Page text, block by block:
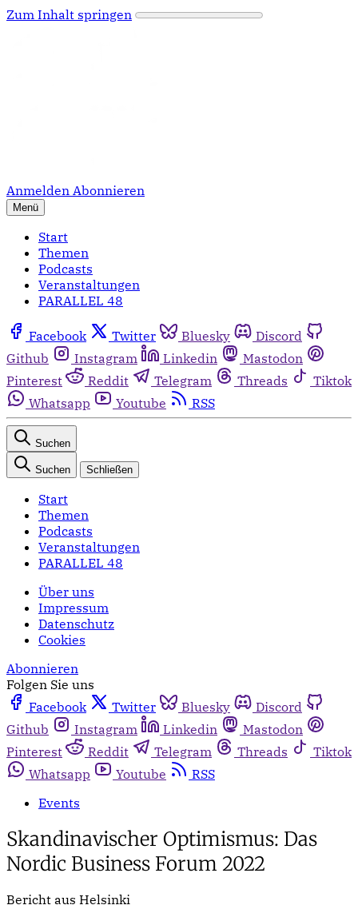
Zum Inhalt springen
Anmelden Abonnieren
Menü
Start
Themen
Podcasts
Veranstaltungen
PARALLEL 48
Facebook Twitter Bluesky
Discord
Github
Instagram Linkedin
Mastodon
Pinterest
Reddit Telegram Threads
Tiktok
Whatsapp
Youtube RSS
Suchen
Suchen Schließen
Start
Themen
Podcasts
Veranstaltungen
PARALLEL 48
Über uns
Impressum
Datenschutz
Cookies
Abonnieren
Folgen Sie uns
Facebook
Twitter Bluesky
Discord
Github
Instagram Linkedin
Mastodon
Pinterest
Reddit Telegram Threads
Tiktok
Whatsapp
Youtube
RSS
Events
Skandinavischer Optimismus: Das
Nordic Business Forum 2022
Bericht aus Helsinki